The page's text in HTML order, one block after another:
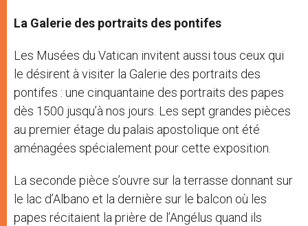
La Galerie des portraits des pontifes
Les Musées du Vatican invitent aussi tous ceux qui
le désirent à visiter la Galerie des portraits des
pontifes : une cinquantaine des portraits des papes
dès 1500 jusqu’à nos jours. Les sept grandes pièces
au premier étage du palais apostolique ont été
aménagées spécialement pour cette exposition.
La seconde pièce s’ouvre sur la terrasse donnant sur
le lac d’Albano et la dernière sur le balcon où les
papes récitaient la prière de l’Angélus quand ils